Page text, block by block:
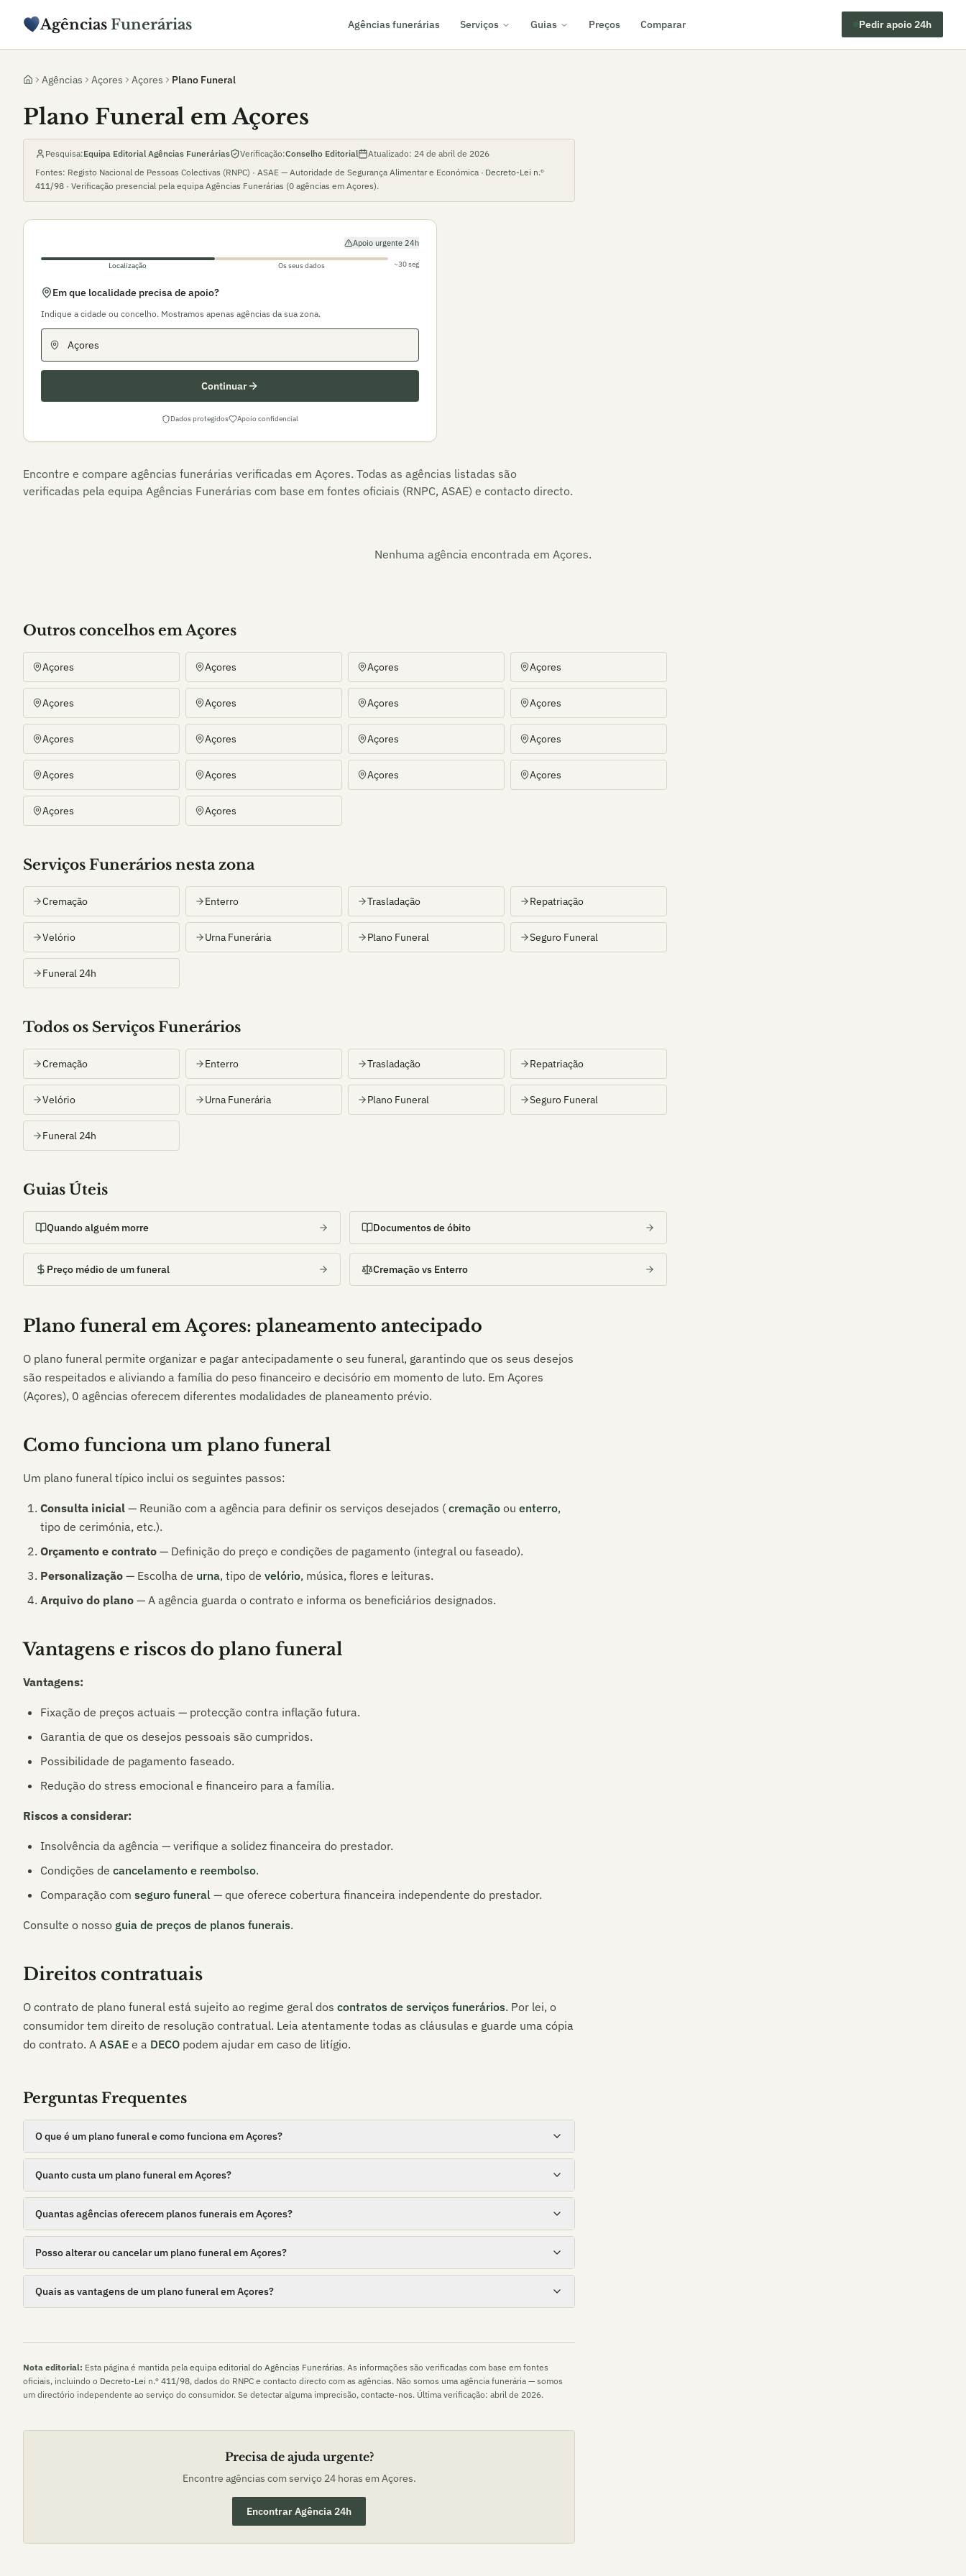
Agências Funerárias Agências funerárias Serviços Guias Preços Comparar Pedir apoio 24h
Agências Açores Açores Plano Funeral
Plano Funeral em Açores
Pesquisa:Equipa Editorial Agências Funerárias Verificação:Conselho Editorial Atualizado: 24 de abril de 2026
Fontes: Registo Nacional de Pessoas Colectivas (RNPC) · ASAE — Autoridade de Segurança Alimentar e Económica · Decreto-Lei n.º
411/98 · Verificação presencial pela equipa Agências Funerárias (0 agências em Açores).
Apoio urgente 24h
Localização Os seus dados ~30 seg
Em que localidade precisa de apoio?
Indique a cidade ou concelho. Mostramos apenas agências da sua zona.
Continuar
Dados protegidos Apoio confidencial
Encontre e compare agências funerárias verificadas em Açores. Todas as agências listadas são
verificadas pela equipa Agências Funerárias com base em fontes oficiais (RNPC, ASAE) e contacto directo.
Nenhuma agência encontrada em Açores.
Outros concelhos em Açores
Açores Açores Açores Açores
Açores Açores Açores Açores
Açores Açores Açores Açores
Açores Açores Açores Açores
Açores Açores
Serviços Funerários nesta zona
Cremação Enterro Trasladação Repatriação
Velório Urna Funerária Plano Funeral Seguro Funeral
Funeral 24h
Todos os Serviços Funerários
Cremação Enterro Trasladação Repatriação
Velório Urna Funerária Plano Funeral Seguro Funeral
Funeral 24h
Guias Úteis
Quando alguém morre Documentos de óbito
Preço médio de um funeral Cremação vs Enterro
Plano funeral emAçores: planeamento antecipado
O plano funeral permite organizar e pagar antecipadamente o seu funeral, garantindo que os seus desejos
são respeitados e aliviando a família do peso financeiro e decisório em momento de luto. Em Açores
(Açores), 0 agências oferecem diferentes modalidades de planeamento prévio.
Como funciona um plano funeral
Um plano funeral típico inclui os seguintes passos:
Consulta inicial — Reunião com a agência para definir os serviços desejados ( cremação ou enterro,
tipo de cerimónia, etc.).
Orçamento e contrato — Definição do preço e condições de pagamento (integral ou faseado).
Personalização — Escolha de urna, tipo de velório, música, flores e leituras.
Arquivo do plano — A agência guarda o contrato e informa os beneficiários designados.
Vantagens e riscos do plano funeral
Vantagens:
Fixação de preços actuais — protecção contra inflação futura.
Garantia de que os desejos pessoais são cumpridos.
Possibilidade de pagamento faseado.
Redução do stress emocional e financeiro para a família.
Riscos a considerar:
Insolvência da agência — verifique a solidez financeira do prestador.
Condições de cancelamento e reembolso.
Comparação com seguro funeral — que oferece cobertura financeira independente do prestador.
Consulte o nosso guia de preços de planos funerais.
Direitos contratuais
O contrato de plano funeral está sujeito ao regime geral dos contratos de serviços funerários. Por lei, o
consumidor tem direito de resolução contratual. Leia atentamente todas as cláusulas e guarde uma cópia
do contrato. A ASAE e a DECO podem ajudar em caso de litígio.
Perguntas Frequentes
O que é um plano funeral e como funciona em Açores?
Quanto custa um plano funeral em Açores?
Quantas agências oferecem planos funerais em Açores?
Posso alterar ou cancelar um plano funeral em Açores?
Quais as vantagens de um plano funeral em Açores?
Nota editorial: Esta página é mantida pela equipa editorial do Agências Funerárias. As informações são verificadas com base em fontes
oficiais, incluindo o Decreto-Lei n.º 411/98, dados do RNPC e contacto directo com as agências. Não somos uma agência funerária — somos
um directório independente ao serviço do consumidor. Se detectar alguma imprecisão, contacte-nos. Última verificação: abril de 2026.
Precisa de ajuda urgente?
Encontre agências com serviço 24 horas em Açores.
Encontrar Agência 24h